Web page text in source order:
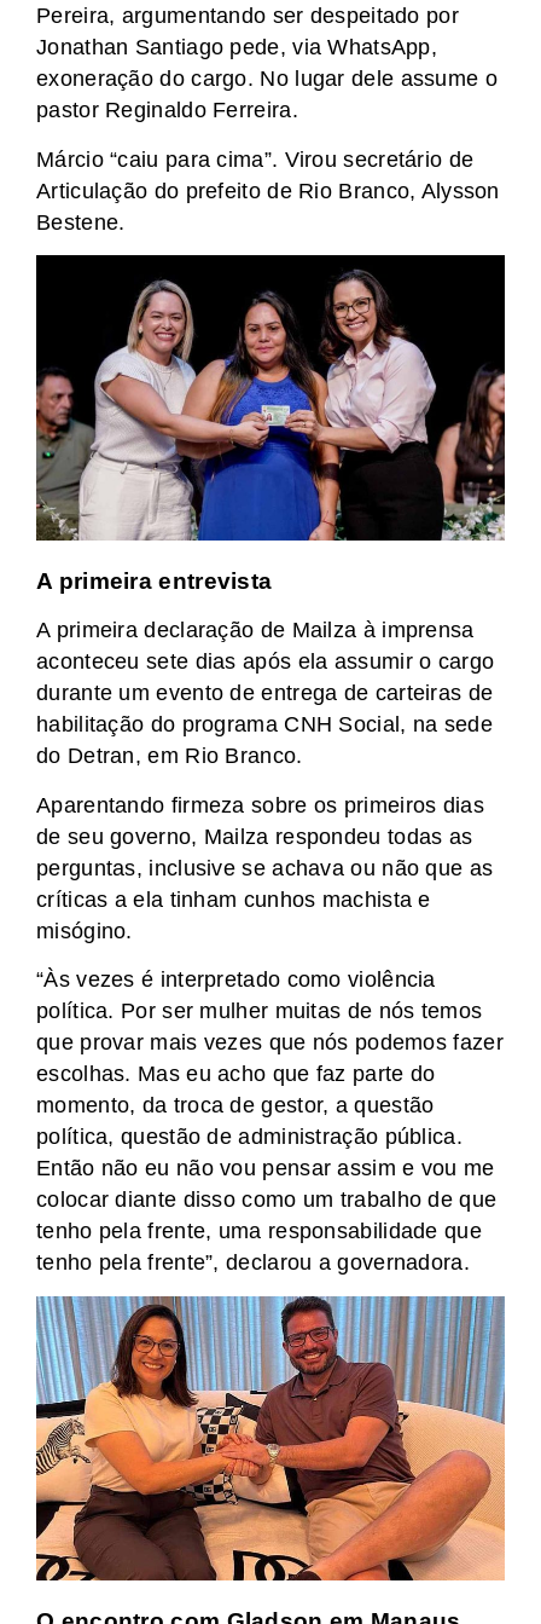
Pereira, argumentando ser despeitado por
Jonathan Santiago pede, via WhatsApp,
exoneração do cargo. No lugar dele assume o
pastor Reginaldo Ferreira.
Márcio “caiu para cima”. Virou secretário de
Articulação do prefeito de Rio Branco, Alysson
Bestene.
A primeira entrevista
A primeira declaração de Mailza à imprensa
aconteceu sete dias após ela assumir o cargo
durante um evento de entrega de carteiras de
habilitação do programa CNH Social, na sede
do Detran, em Rio Branco.
Aparentando firmeza sobre os primeiros dias
de seu governo, Mailza respondeu todas as
perguntas, inclusive se achava ou não que as
críticas a ela tinham cunhos machista e
misógino.
“Às vezes é interpretado como violência
política. Por ser mulher muitas de nós temos
que provar mais vezes que nós podemos fazer
escolhas. Mas eu acho que faz parte do
momento, da troca de gestor, a questão
política, questão de administração pública.
Então não eu não vou pensar assim e vou me
colocar diante disso como um trabalho de que
tenho pela frente, uma responsabilidade que
tenho pela frente”, declarou a governadora.